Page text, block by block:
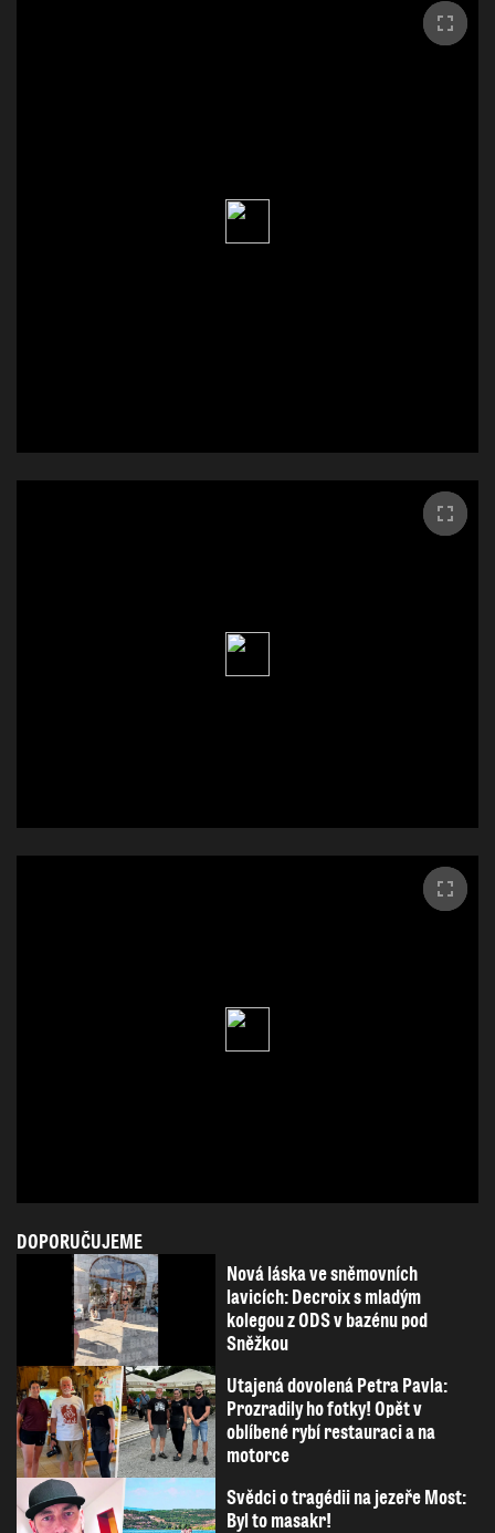
DOPORUČUJEME
Nová láska ve sněmovních
lavicích: Decroix s mladým
kolegou z ODS v bazénu pod
Sněžkou
Utajená dovolená Petra Pavla:
Prozradily ho fotky! Opět v
oblíbené rybí restauraci a na
motorce
Svědci o tragédii na jezeře Most:
Byl to masakr!